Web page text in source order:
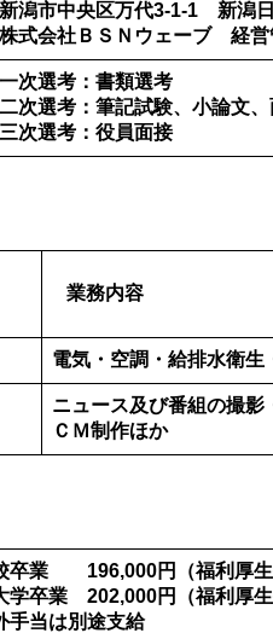
新潟市中央区万代3-1-1 新潟
株式会社ＢＳＮウェーブ 経
一次選考：書類選考
二次選考：筆記試験、小論文
三次選考：役員面接
業務内容
電気・空調・給排水衛
ニュース及び番組の撮影
ＣＭ制作ほか
卒業 196,000円（福利厚生
学卒業 202,000円（福利厚生
手当は別途支給